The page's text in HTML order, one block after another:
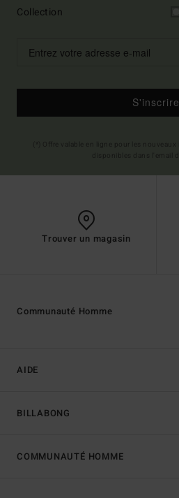
Collection
S'inscrire
Trouver un magasin
AIDE
BILLABONG
Communauté Homme
COMMUNAUTÉ HOMME